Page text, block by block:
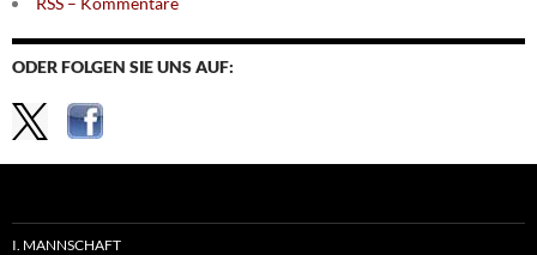
ODER FOLGEN SIE UNS AUF:
I. MANNSCHAFT